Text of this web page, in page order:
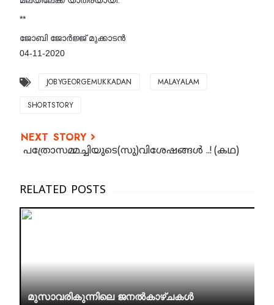
**
ജോബി ജോർജ്ജ് മുക്കാടൻ
04-11-2020
JOBYGEORGEMUKKADAN MALAYALAM
SHORTSTORY
പത്രോസമ്മച്ചിയുടെ(സു)വിശേഷങ്ങൾ ..! (കഥ)
മുസാവരികുന്നിലെ ജനൽകാഴ്ചകൾ